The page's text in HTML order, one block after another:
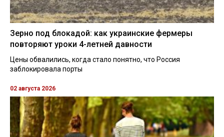
Зерно под блокадой: как украинские фермеры
повторяют уроки 4-летней давности
Цены обвалились, когда стало понятно, что Россия
заблокировала порты
02 августа 2026